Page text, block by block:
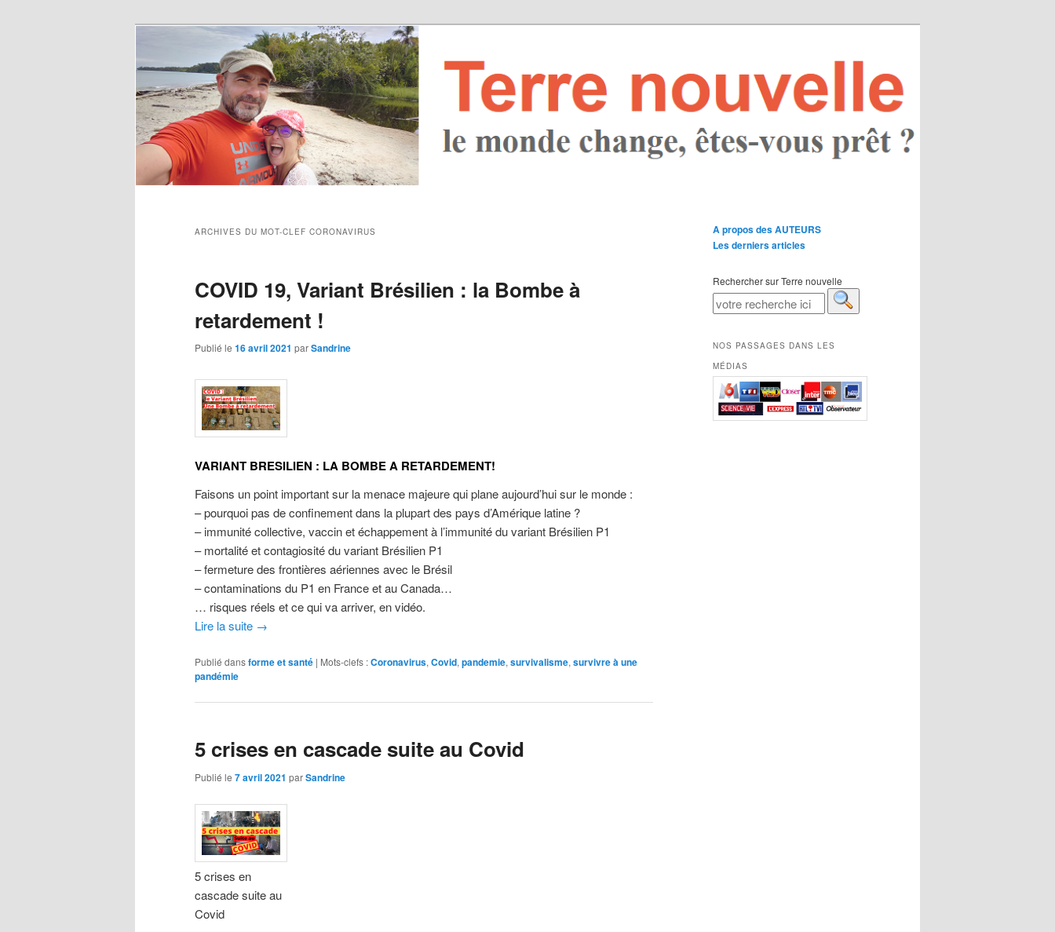
ARCHIVES DU MOT-CLEF CORONAVIRUS
COVID 19, Variant Brésilien : la Bombe à
retardement !
Publié le 16 avril 2021 parSandrine
VARIANT BRESILIEN : LA BOMBE A RETARDEMENT!
Faisons un point important sur la menace majeure qui plane aujourd’hui sur le monde :
– pourquoi pas de confinement dans la plupart des pays d’Amérique latine ?
– immunité collective, vaccin et échappement à l’immunité du variant Brésilien P1
– mortalité et contagiosité du variant Brésilien P1
– fermeture des frontières aériennes avec le Brésil
– contaminations du P1 en France et au Canada…
… risques réels et ce qui va arriver, en vidéo.
Lire la suite →
Publié dansforme et santé | Mots-clefs :Coronavirus, Covid, pandemie, survivalisme, survivre à une
pandémie
5 crises en cascade suite au Covid
Publié le 7 avril 2021 parSandrine
5 crises en
cascade suite au
Covid
A propos des AUTEURS
Les derniers articles
Rechercher sur Terre nouvelle
NOS PASSAGES DANS LES
MÉDIAS